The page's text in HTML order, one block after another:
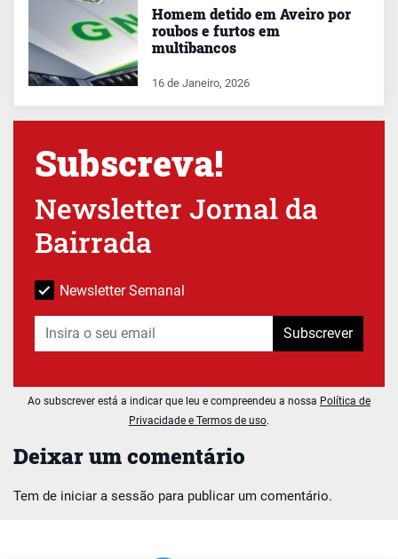
Deixar um comentário
Tem de iniciar a sessão para publicar um comentário.
Homem detido em Aveiro por
roubos e furtos em
multibancos
16 de Janeiro, 2026
Subscreva!
Newsletter Jornal da
Bairrada
Newsletter Semanal
Subscrever
Ao subscrever está a indicar que leu e compreendeu a nossa Política de
Privacidade e Termos de uso.